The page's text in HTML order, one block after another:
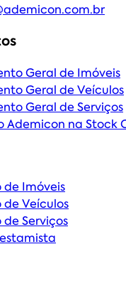
Geral de Imóveis
Geral de Veículos
Geral de Serviços
Ademicon na Stock
de Imóveis
de Veículos
Serviços